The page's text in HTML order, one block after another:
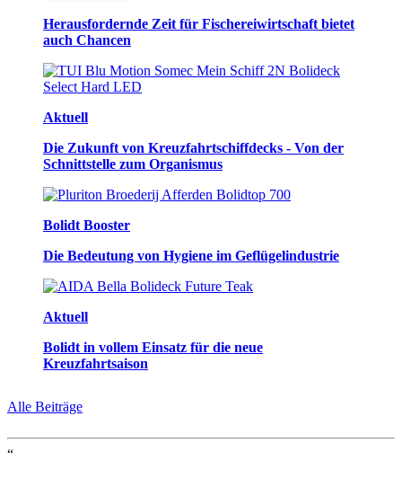
Herausfordernde Zeit für Fischereiwirtschaft bietet
auch Chancen
Aktuell
Die Zukunft von Kreuzfahrtschiffdecks - Von der
Schnittstelle zum Organismus
Bolidt Booster
Die Bedeutung von Hygiene im Geflügelindustrie
Aktuell
Bolidt in vollem Einsatz für die neue
Kreuzfahrtsaison
Alle Beiträge
“